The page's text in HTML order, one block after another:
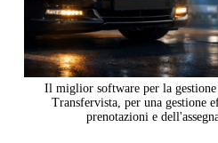
Il miglior software per la
Transfervista, per una gestione
prenotazioni e